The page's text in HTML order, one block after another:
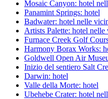
Mosaic Canyon: hotel
Panamint Springs: hotel
Badwater: hotel nelle
Artists Palette: hotel nelle
Furnace Creek Golf
Harmony Borax Works:
Goldwell Open Air
Inizio del sentiero Salt
Darwin: hotel
Valle della Morte: hotel
Ubehebe Crater: hotel